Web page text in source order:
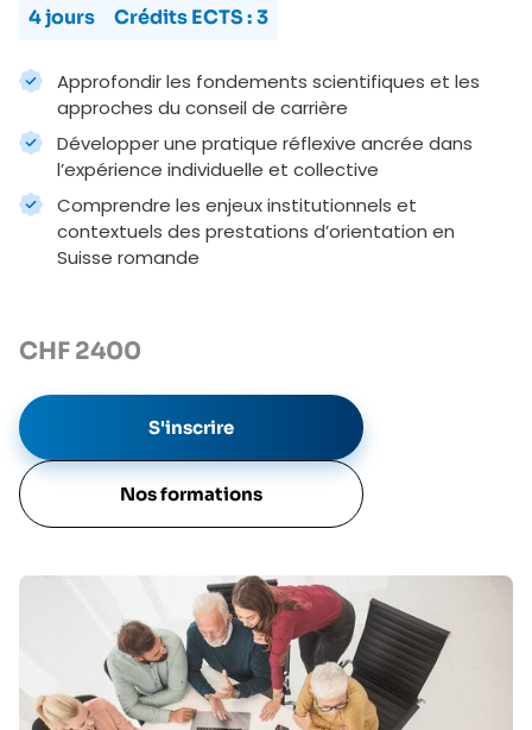
4 jours Crédits ECTS :3
Approfondir les fondements scientifiques et les
approches du conseil de carrière
Développer une pratique réflexive ancrée dans
l’expérience individuelle et collective
Comprendre les enjeux institutionnels et
contextuels des prestations d’orientation en
Suisse romande
CHF 2400
S'inscrire
Nos formations